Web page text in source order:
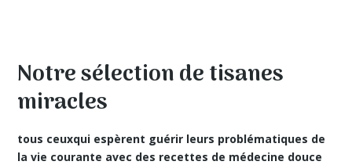
Notre sélection de tisanes
miracles
tous ceuxqui espèrent guérir leurs problématiques de
la vie courante avec des recettes de médecine douce